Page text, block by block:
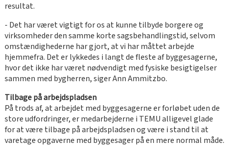
resultat.
- Det har været vigtigt for os at kunne tilbyde borgere og
virksomheder den samme korte sagsbehandlingstid, selvom
omstændighederne har gjort, at vi har måttet arbejde
hjemmefra. Det er lykkedes i langt de fleste af byggesagerne,
hvor det ikke har været nødvendigt med fysiske besigtigelser
sammen med bygherren, siger Ann Ammitzbo.
Tilbage på arbejdspladsen
På trods af, at arbejdet med byggesagerne er forløbet uden de
store udfordringer, er medarbejderne i TEMU alligevel glade
for at være tilbage på arbejdspladsen og være i stand til at
varetage opgaverne med byggesager på en mere normal måde.